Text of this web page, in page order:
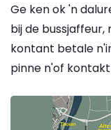
Ge ken ok 'n
bij de
kontant betale
pinne n'of